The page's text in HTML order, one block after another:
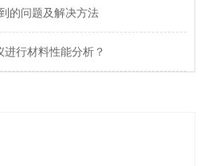
的问题及解决方法
行材料性能分析？